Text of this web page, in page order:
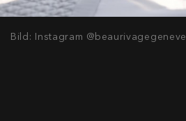
Bild: Instagram @beaurivagegeneve